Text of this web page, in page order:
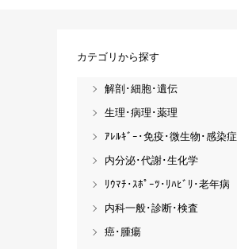
カテゴリから探す
解剖･細胞･遺伝
生理･病理･薬理
ｱﾚﾙｷﾞｰ･免疫･微生物･感染症
内分泌･代謝･生化学
ﾘｳﾏﾁ･ｽﾎﾟｰﾂ･ﾘﾊﾋﾞﾘ･老年病
内科一般･診断･検査
癌･腫瘍